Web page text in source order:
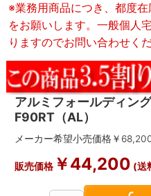
※業務用商品につき、都度
をお願いします。一般個人
りますのでお問い合わせくだ
アルミフォールディン
F90RT（AL）
メーカー希望小売価格￥
販売価格￥44,200 (送